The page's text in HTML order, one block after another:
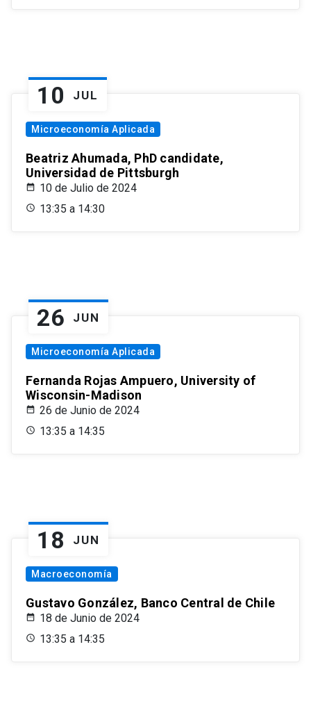
10 JUL
Microeconomía Aplicada
Beatriz Ahumada, PhD candidate,
Universidad de Pittsburgh
10 de Julio de 2024
13:35 a 14:30
26 JUN
Microeconomía Aplicada
Fernanda Rojas Ampuero, University of
Wisconsin-Madison
26 de Junio de 2024
13:35 a 14:35
18 JUN
Macroeconomía
Gustavo González, Banco Central de Chile
18 de Junio de 2024
13:35 a 14:35